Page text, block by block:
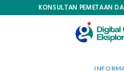
KONSULTAN PEMETAAN